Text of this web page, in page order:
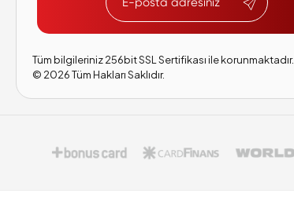
Tüm bilgileriniz 256bit SSL Sertifikası ile korunmaktadır.
© 2026Tüm Hakları Saklıdır.